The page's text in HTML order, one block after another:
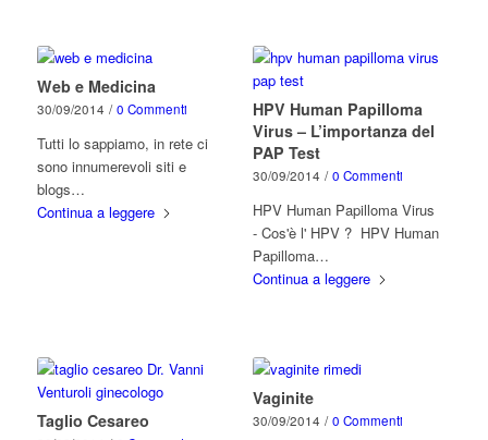
Web e Medicina
30/09/2014 / 0 Commenti
Tutti lo sappiamo, in rete ci
sono innumerevoli siti e
blogs…
Continua a leggere
HPV Human Papilloma
Virus – L’importanza del
PAP Test
30/09/2014 / 0 Commenti
HPV Human Papilloma Virus
- Cos'è l' HPV ? HPV Human
Papilloma…
Continua a leggere
Taglio Cesareo
Vaginite
30/09/2014 / 0 Commenti